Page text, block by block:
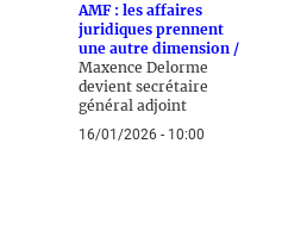
AMF : les affaires
juridiques prennent
une autre dimension /
Maxence Delorme
devient secrétaire
général adjoint
16/01/2026 - 10:00